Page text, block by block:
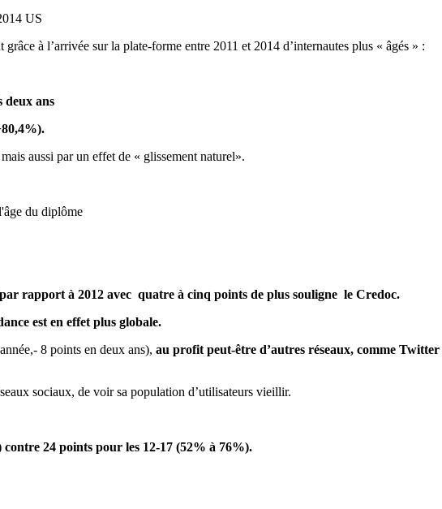
à l’arrivée sur la plate-forme entre 2011 et 2014 d’internautes plus « âgés » :
deux ans
aussi par un effet de « glissement naturel».
rapport à 2012 avec quatre à cinq points de plus souligne le Credoc.
est en effet plus globale.
8 points en deux ans), au profit peut-être d’autres réseaux, comme Twitter
sociaux, de voir sa population d’utilisateurs vieillir.
24 points pour les 12-17 (52% à 76%).